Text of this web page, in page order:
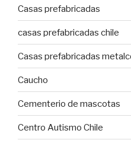
Casas prefabricadas
casas prefabricadas chile
Casas prefabricadas
Caucho
Cementerio de mascotas
Centro Autismo Chile